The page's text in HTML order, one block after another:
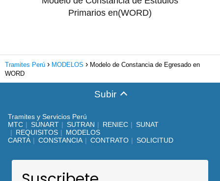
Primarios en(WORD)
Tramites Perú MODELOS
Modelo de Constancia de Egresado en
WORD
Subir
Tramites y Servicios Perú
MTC
SUNART SUTRAN RENIEC
SUNAT
REQUISITOS
MODELOS
CARTA
CONSTANCIA CONTRATO SOLICITUD